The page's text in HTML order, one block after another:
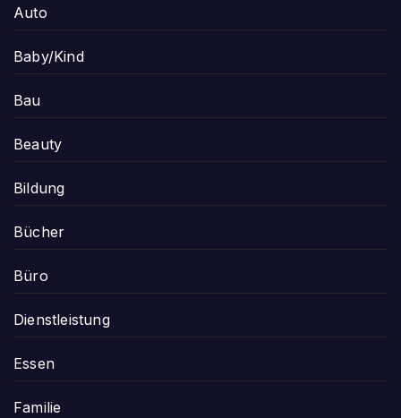
Auto
Baby/Kind
Bau
Beauty
Bildung
Bücher
Büro
Dienstleistung
Essen
Familie